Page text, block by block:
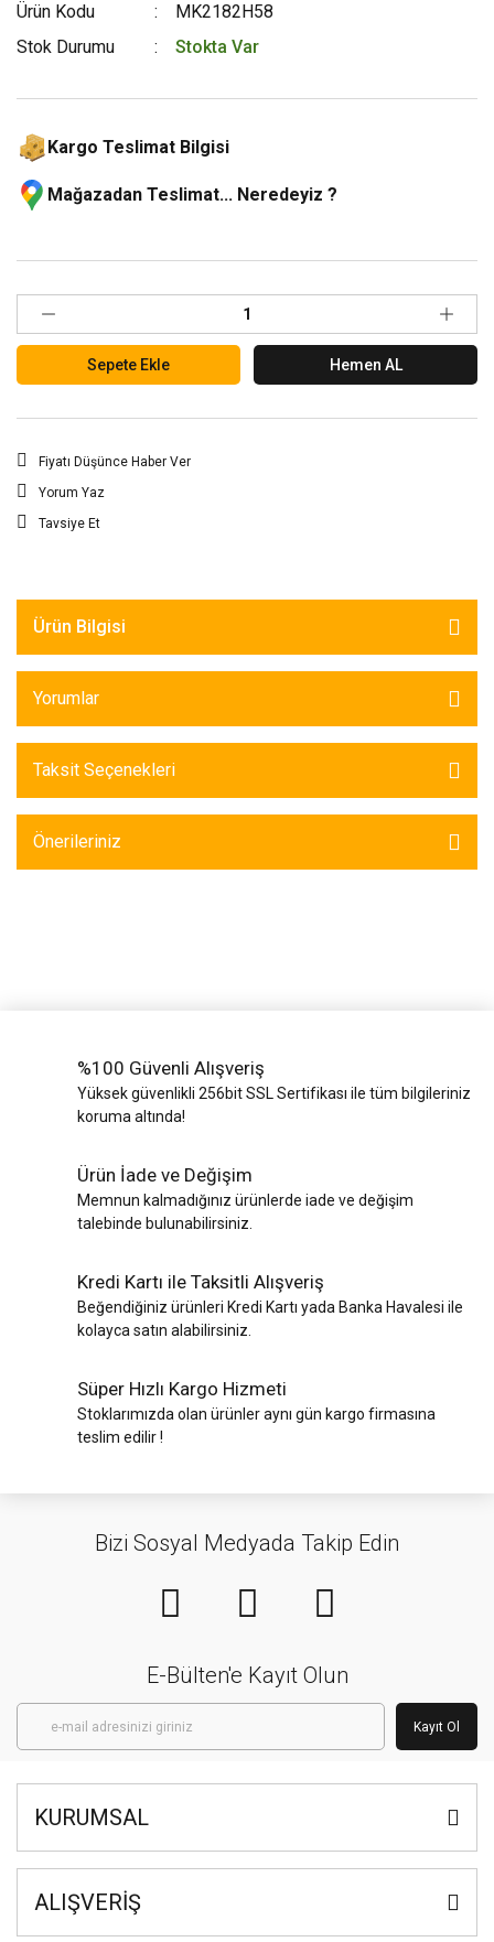
Ürün Kodu
MK2182H58
Stok Durumu
Stokta Var
Kargo Teslimat Bilgisi
Mağazadan Teslimat... Neredeyiz ?
Sepete Ekle Hemen AL
Fiyatı Düşünce Haber Ver
Yorum Yaz
Tavsiye Et
Ürün Bilgisi
Yorumlar
Taksit Seçenekleri
Önerileriniz
%100 Güvenli Alışveriş
Yüksek güvenlikli 256bit SSL Sertifikası ile tüm bilgileriniz
koruma altında!
Ürün İade ve Değişim
Memnun kalmadığınız ürünlerde iade ve değişim
talebinde bulunabilirsiniz.
Kredi Kartı ile Taksitli Alışveriş
Beğendiğiniz ürünleri Kredi Kartı yada Banka Havalesi ile
kolayca satın alabilirsiniz.
Süper Hızlı Kargo Hizmeti
Stoklarımızda olan ürünler aynı gün kargo firmasına
teslim edilir !
Bizi Sosyal Medyada Takip Edin
E-Bülten'e Kayıt Olun
Kayıt Ol
KURUMSAL
ALIŞVERİŞ